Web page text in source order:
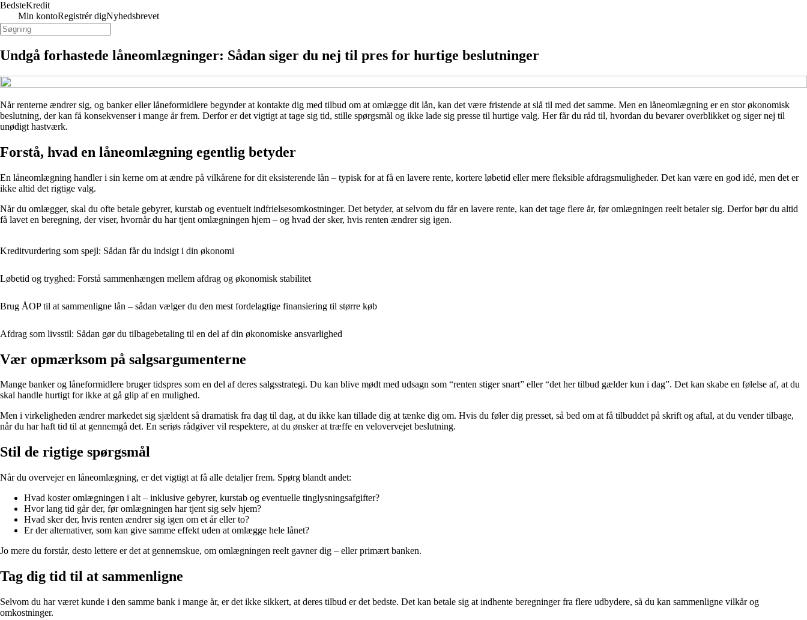
BedsteKredit
Min kontoRegistrér digNyhedsbrevet
Undgå forhastede låneomlægninger: Sådan siger du nej til pres for hurtige beslutninger
Når renterne ændrer sig, og banker eller låneformidlere begynder at kontakte dig med tilbud om at omlægge dit lån, kan det være fristende at slå til med det samme. Men en låneomlægning er en stor økonomisk
beslutning, der kan få konsekvenser i mange år frem. Derfor er det vigtigt at tage sig tid, stille spørgsmål og ikke lade sig presse til hurtige valg. Her får du råd til, hvordan du bevarer overblikket og siger nej til
unødigt hastværk.
Forstå, hvad en låneomlægning egentlig betyder
En låneomlægning handler i sin kerne om at ændre på vilkårene for dit eksisterende lån – typisk for at få en lavere rente, kortere løbetid eller mere fleksible afdragsmuligheder. Det kan være en god idé, men det er
ikke altid det rigtige valg.
Når du omlægger, skal du ofte betale gebyrer, kurstab og eventuelt indfrielsesomkostninger. Det betyder, at selvom du får en lavere rente, kan det tage flere år, før omlægningen reelt betaler sig. Derfor bør du altid
få lavet en beregning, der viser, hvornår du har tjent omlægningen hjem – og hvad der sker, hvis renten ændrer sig igen.
Kreditvurdering som spejl: Sådan får du indsigt i din økonomi
Løbetid og tryghed: Forstå sammenhængen mellem afdrag og økonomisk stabilitet
Brug ÅOP til at sammenligne lån – sådan vælger du den mest fordelagtige finansiering til større køb
Afdrag som livsstil: Sådan gør du tilbagebetaling til en del af din økonomiske ansvarlighed
Vær opmærksom på salgsargumenterne
Mange banker og låneformidlere bruger tidspres som en del af deres salgsstrategi. Du kan blive mødt med udsagn som “renten stiger snart” eller “det her tilbud gælder kun i dag”. Det kan skabe en følelse af, at du
skal handle hurtigt for ikke at gå glip af en mulighed.
Men i virkeligheden ændrer markedet sig sjældent så dramatisk fra dag til dag, at du ikke kan tillade dig at tænke dig om. Hvis du føler dig presset, så bed om at få tilbuddet på skrift og aftal, at du vender tilbage,
når du har haft tid til at gennemgå det. En seriøs rådgiver vil respektere, at du ønsker at træffe en velovervejet beslutning.
Stil de rigtige spørgsmål
Når du overvejer en låneomlægning, er det vigtigt at få alle detaljer frem. Spørg blandt andet:
Hvad koster omlægningen i alt – inklusive gebyrer, kurstab og eventuelle tinglysningsafgifter?
Hvor lang tid går der, før omlægningen har tjent sig selv hjem?
Hvad sker der, hvis renten ændrer sig igen om et år eller to?
Er der alternativer, som kan give samme effekt uden at omlægge hele lånet?
Jo mere du forstår, desto lettere er det at gennemskue, om omlægningen reelt gavner dig – eller primært banken.
Tag dig tid til at sammenligne
Selvom du har været kunde i den samme bank i mange år, er det ikke sikkert, at deres tilbud er det bedste. Det kan betale sig at indhente beregninger fra flere udbydere, så du kan sammenligne vilkår og
omkostninger.